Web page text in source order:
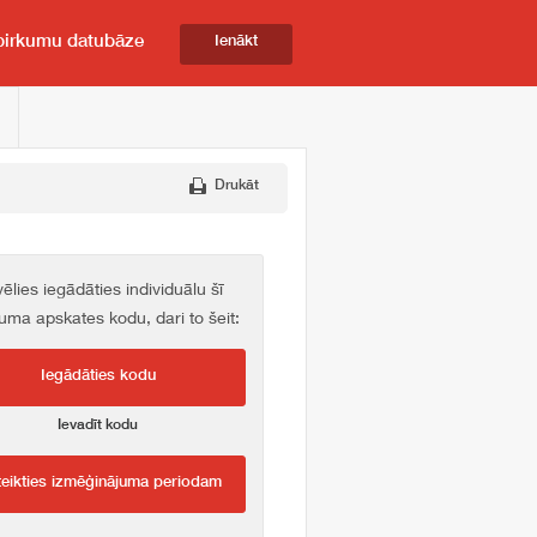
datubāze Ienākt
Drukāt
iegādāties individuālu šī
apskates kodu, dari to šeit:
Iegādāties kodu
Ievadīt kodu
izmēģinājuma periodam